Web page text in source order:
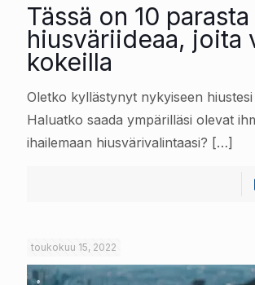
Tässä on 10 parasta
hiusväriideaa, joita
kokeilla
Oletko kyllästynyt nykyiseen
Haluatko saada ympärilläsi olevat
ihailemaan hiusvärivalintaasi? […]
toukokuu 15, 2022